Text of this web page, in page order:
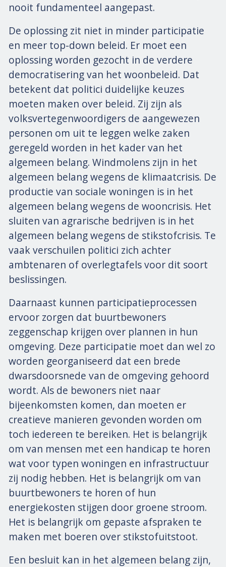
nooit fundamenteel aangepast.
De oplossing zit niet in minder participatie
en meer top-down beleid. Er moet een
oplossing worden gezocht in de verdere
democratisering van het woonbeleid. Dat
betekent dat politici duidelijke keuzes
moeten maken over beleid. Zij zijn als
volksvertegenwoordigers de aangewezen
personen om uit te leggen welke zaken
geregeld worden in het kader van het
algemeen belang. Windmolens zijn in het
algemeen belang wegens de klimaatcrisis. De
productie van sociale woningen is in het
algemeen belang wegens de wooncrisis. Het
sluiten van agrarische bedrijven is in het
algemeen belang wegens de stikstofcrisis. Te
vaak verschuilen politici zich achter
ambtenaren of overlegtafels voor dit soort
beslissingen.
Daarnaast kunnen participatieprocessen
ervoor zorgen dat buurtbewoners
zeggenschap krijgen over plannen in hun
omgeving. Deze participatie moet dan wel zo
worden georganiseerd dat een brede
dwarsdoorsnede van de omgeving gehoord
wordt. Als de bewoners niet naar
bijeenkomsten komen, dan moeten er
creatieve manieren gevonden worden om
toch iedereen te bereiken. Het is belangrijk
om van mensen met een handicap te horen
wat voor typen woningen en infrastructuur
zij nodig hebben. Het is belangrijk om van
buurtbewoners te horen of hun
energiekosten stijgen door groene stroom.
Het is belangrijk om gepaste afspraken te
maken met boeren over stikstofuitstoot.
Een besluit kan in het algemeen belang zijn,